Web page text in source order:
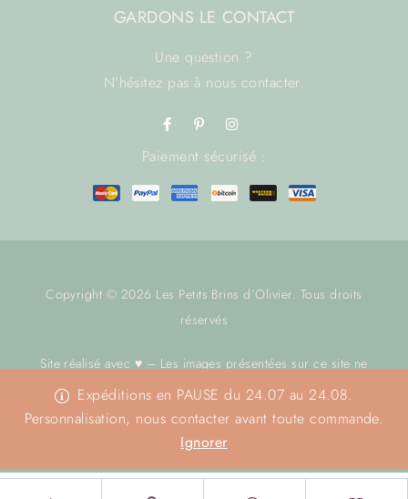
Expéditions en PAUSE du 24.07 au 24.08.
Personnalisation, nous contacter avant toute commande.
Ignorer
GARDONS LE CONTACT
Une question ?
N’hésitez pas à nous contacter.
Paiement sécurisé :
Copyright © 2026 Les Petits Brins d’Olivier. Tous droits
réservés
Site réalisé avec ♥ – Les images présentées sur ce site ne
sont pas libres de droit.Nous contacter avant toute utilisation.
Merci